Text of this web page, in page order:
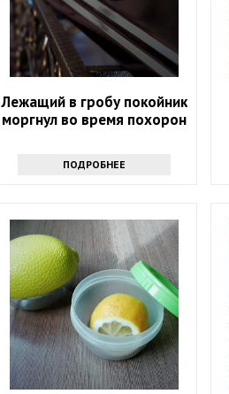
Лежащий в гробу покойник
моргнул во время похорон
ПОДРОБНЕЕ